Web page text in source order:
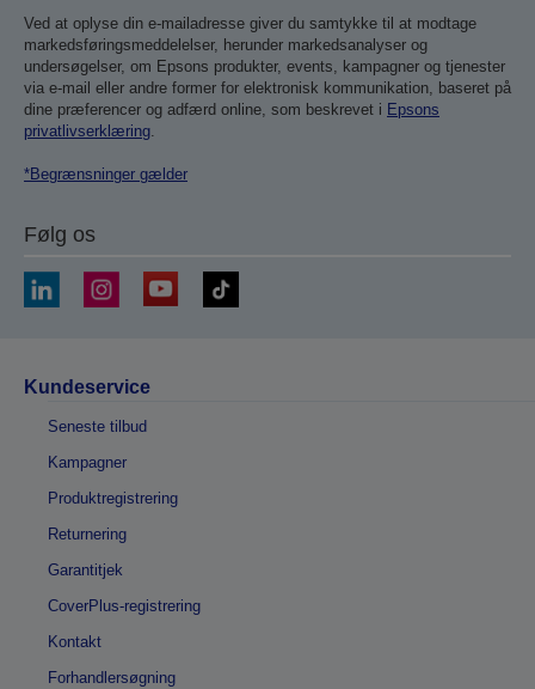
Ved at oplyse din e-mailadresse giver du samtykke til at modtage
markedsføringsmeddelelser, herunder markedsanalyser og
undersøgelser, om Epsons produkter, events, kampagner og tjenester
via e-mail eller andre former for elektronisk kommunikation, baseret på
dine præferencer og adfærd online, som beskrevet i Epsons
privatlivserklæring.
*Begrænsninger gælder
Følg os
Kundeservice
Seneste tilbud
Kampagner
Produktregistrering
Returnering
Garantitjek
CoverPlus-registrering
Kontakt
Forhandlersøgning